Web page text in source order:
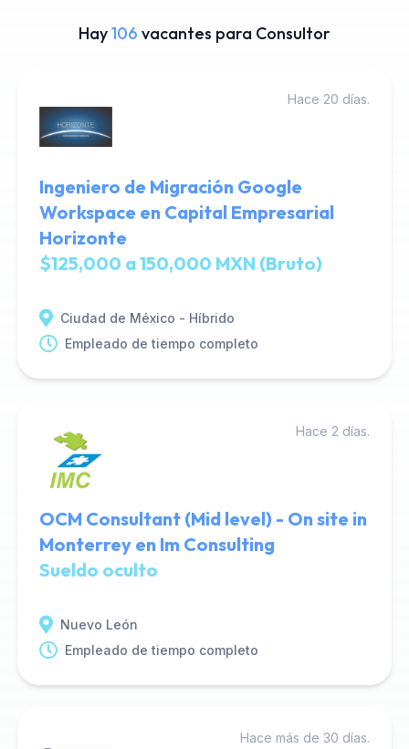
Hay106 vacantes para Consultor
Hace 20 días.
Ingeniero de Migración Google
Workspace en Capital Empresarial
Horizonte
$125,000 a 150,000 MXN (Bruto)
Ciudad de México - Híbrido
Empleado de tiempo completo
Hace 2 días.
OCM Consultant (Mid level) - On site in
Monterrey en Im Consulting
Sueldo oculto
Nuevo León
Empleado de tiempo completo
Hace más de 30 días.